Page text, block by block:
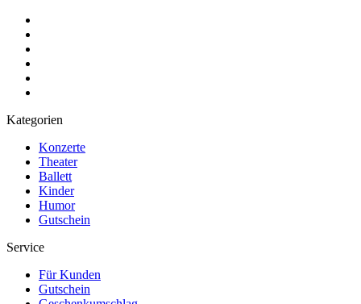
Kategorien
Konzerte
Theater
Ballett
Kinder
Humor
Gutschein
Service
Für Kunden
Gutschein